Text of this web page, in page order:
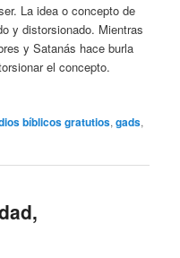
La idea o concepto de
y distorsionado. Mientras
y Satanás hace burla
el concepto.
bíblicos gratutios,gads,